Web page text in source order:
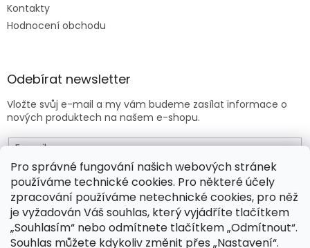
Pro správné fungování našich webových stránek
používáme technické cookies. Pro některé účely
zpracování používáme netechnické cookies, pro něž
je vyžadován Váš souhlas, který vyjádříte tlačítkem
„Souhlasím“ nebo odmítnete tlačítkem „Odmítnout“.
Souhlas můžete kdykoliv změnit přes „Nastavení“.
Kontakty
Hodnocení obchodu
Odebírat newsletter
Vložte svůj e-mail a my vám budeme zasílat informace o
nových produktech na našem e-shopu.
E-mail
Vložením e-mailu souhlasíte sobchodními podmínkami .
PŘIHLÁSIT SE